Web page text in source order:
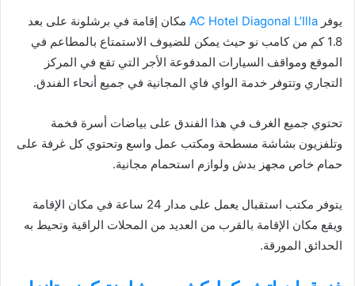
يوفر AC Hotel Diagonal L’Illa مكان إقامة في برشلونة على بعد
1.8 كم من كامب نو حيث يمكن للضيوف الاستمتاع بالمطاعم في
الموقع ومواقف السيارات المدفوعة الأجر التي تقع في المركز
التجاري وتتوفر خدمة الواي فاي المجانية في جميع أنحاء الفندق.
تحتوي جميع الغرف في هذا الفندق على بياضات أسرة فخمة
وتلفزيون بشاشة مسطحة ومكتب عمل واسع وتحتوي كل غرفة على
حمام خاص مجهز بدش ولوازم استحمام مجانية.
يتوفر مكتب استقبال يعمل على مدار 24 ساعة في مكان الإقامة
ويقع مكان الإقامة بالقرب من العديد من المحلات الراقية وتحيط به
الحدائق المورقة.